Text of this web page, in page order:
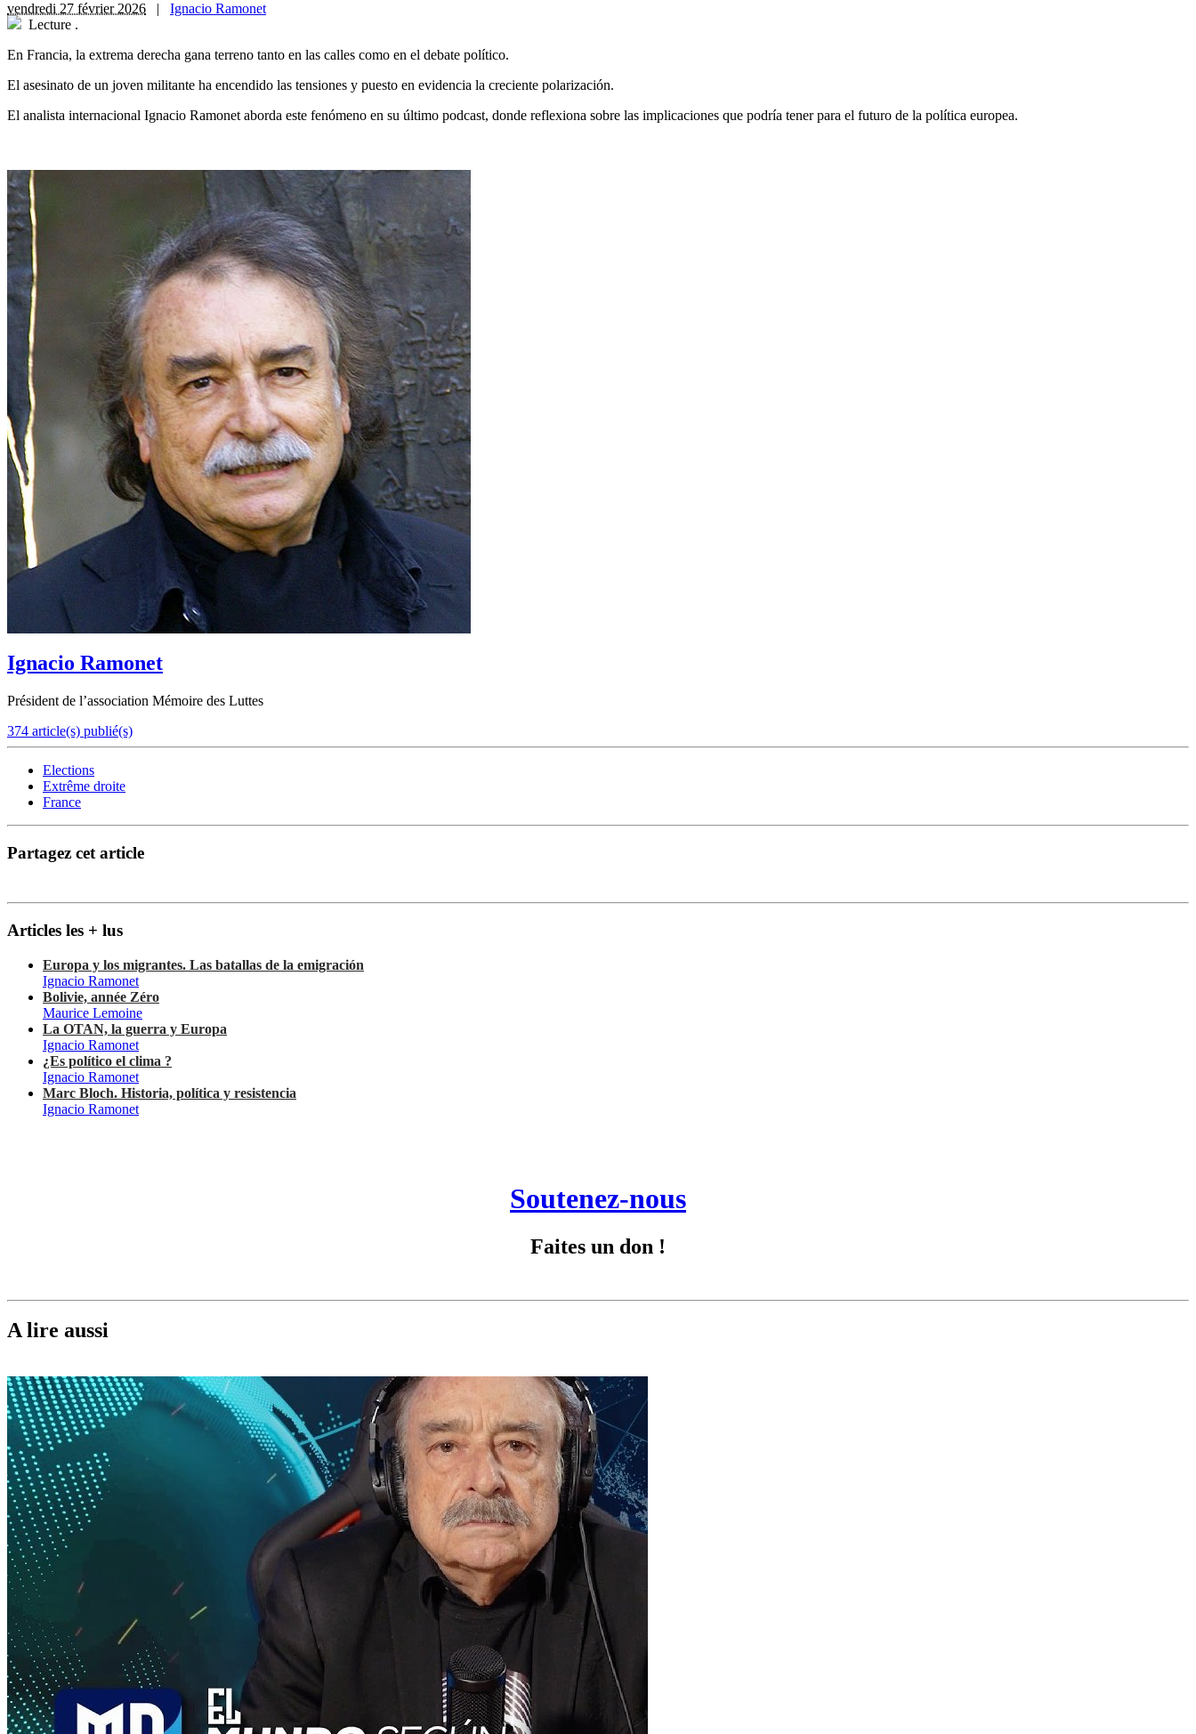
vendredi 27 février 2026 | Ignacio Ramonet
Lecture .
En Francia, la extrema derecha gana terreno tanto en las calles como en el debate político.
El asesinato de un joven militante ha encendido las tensiones y puesto en evidencia la creciente polarización.
El analista internacional Ignacio Ramonet aborda este fenómeno en su último podcast, donde reflexiona sobre las implicaciones que podría tener para el futuro de la política europea.
Ignacio Ramonet
Président de l’association Mémoire des Luttes
374 article(s) publié(s)
Elections
Extrême droite
France
Partagez cet article
Articles les + lus
Europa y los migrantes. Las batallas de la emigración
Ignacio Ramonet
Bolivie, année Zéro
Maurice Lemoine
La OTAN, la guerra y Europa
Ignacio Ramonet
¿Es político el clima ?
Ignacio Ramonet
Marc Bloch. Historia, política y resistencia
Ignacio Ramonet
Soutenez-nous
Faites un don !
A lire aussi